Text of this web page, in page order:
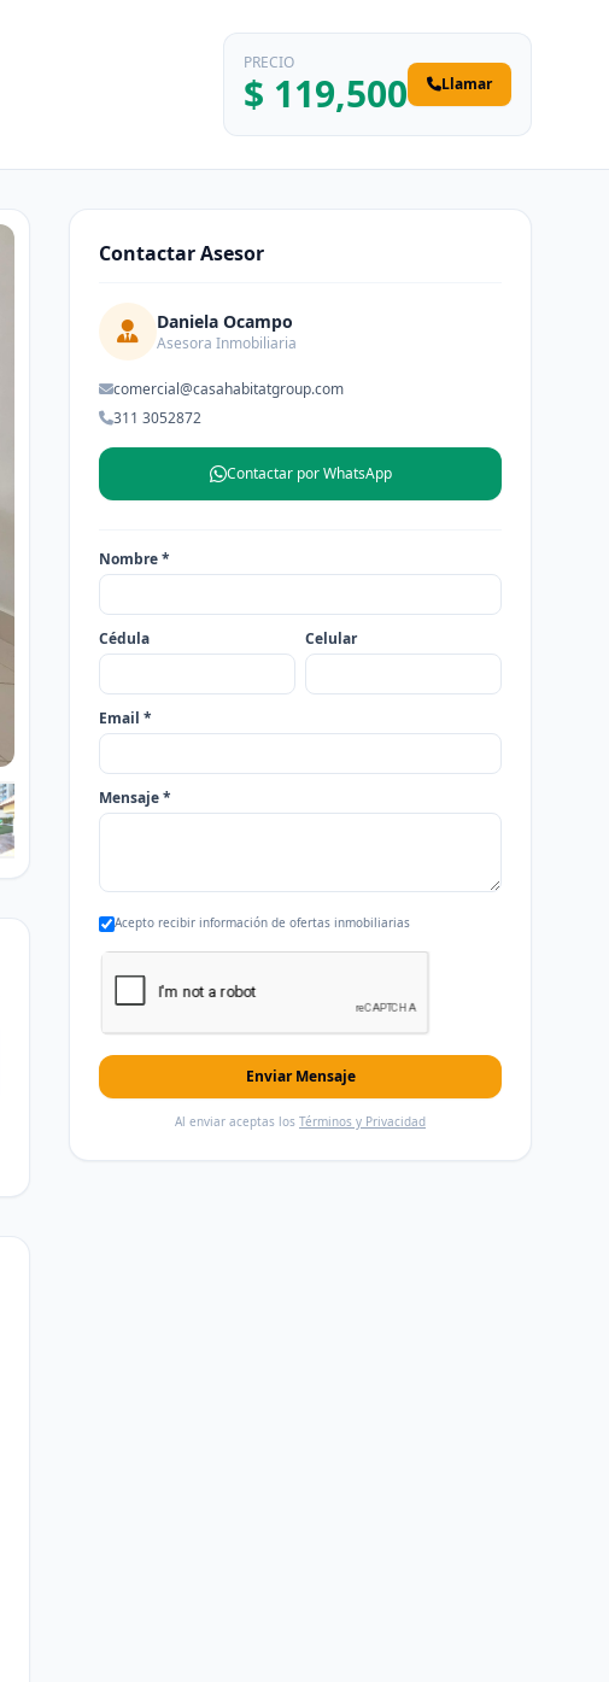
PRECIO
$ 119,500 Llamar
Contactar Asesor
Daniela Ocampo
Asesora Inmobiliaria
comercial@casahabitatgroup.com
311 3052872
Contactar por WhatsApp
Nombre *
Cédula Celular
Email *
Mensaje *
Acepto recibir información de ofertas inmobiliarias
Enviar Mensaje
Al enviar aceptas los Términos y Privacidad